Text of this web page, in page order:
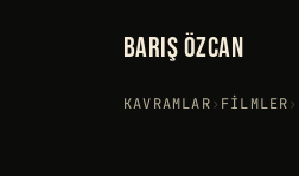
BARIŞ ÖZCAN
KAVRAMLAR› FILMLER›